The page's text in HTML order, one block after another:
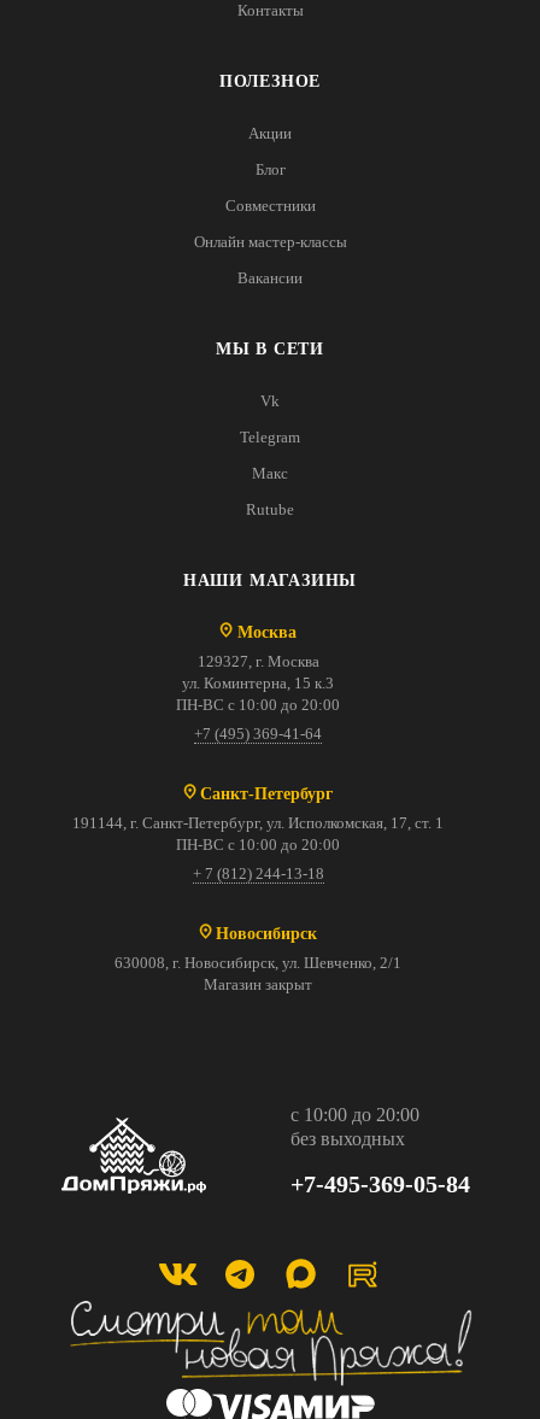
Контакты
ПОЛЕЗНОЕ
Акции
Блог
Совместники
Онлайн мастер-классы
Вакансии
МЫ В СЕТИ
Vk
Telegram
Макс
Rutube
НАШИ МАГАЗИНЫ
Москва
129327, г. Москва
ул. Коминтерна, 15 к.3
ПН-ВС с 10:00 до 20:00
+7 (495) 369-41-64
Санкт-Петербург
191144, г. Санкт-Петербург, ул. Исполкомская, 17, ст. 1
ПН-ВС с 10:00 до 20:00
+ 7 (812) 244-13-18
Новосибирск
630008, г. Новосибирск, ул. Шевченко, 2/1
Магазин закрыт
с 10:00 до 20:00
без выходных
+7-495-369-05-84